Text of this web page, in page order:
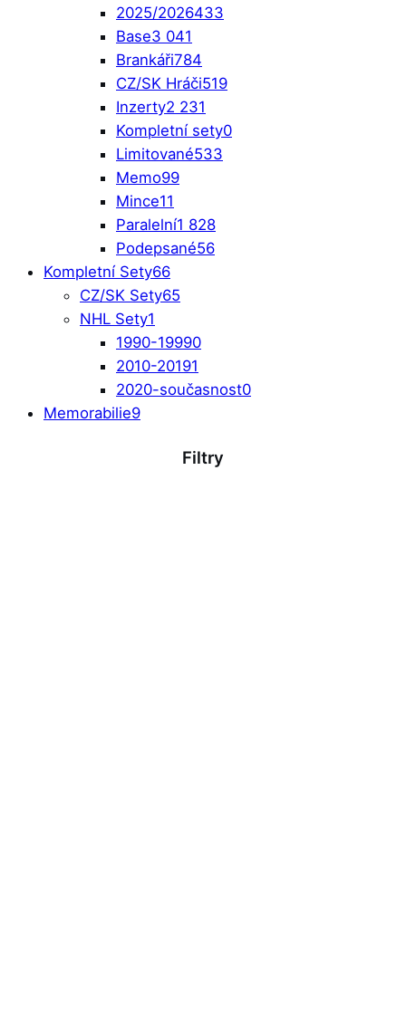
2025/2026433
Base3 041
Brankáři784
CZ/SK Hráči519
Inzerty2 231
Kompletní sety0
Limitované533
Memo99
Mince11
Paralelní1 828
Podepsané56
Kompletní Sety66
CZ/SK Sety65
NHL Sety1
1990-19990
2010-20191
2020-současnost0
Memorabilie9
Filtry